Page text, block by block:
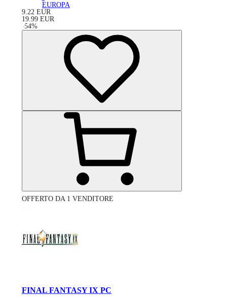
EUROPA
9.22 EUR
19.99 EUR
-54%
OFFERTO DA 1 VENDITORE
FINAL FANTASY IX PC